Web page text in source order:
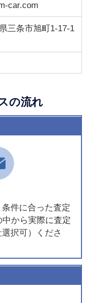
car.com
三条市旭町1-17-1
の流れ
件に合った査定
から実際に査定
択可）くださ